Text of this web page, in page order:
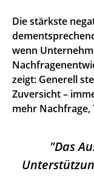
Die stärkste
wenn
zeigt: Generell
Zuversicht –
mehr Nachfrage,
Das